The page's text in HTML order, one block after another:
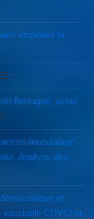
Bretagne, serait
inoculation”
Analyse des
et
vaccinale COVID et